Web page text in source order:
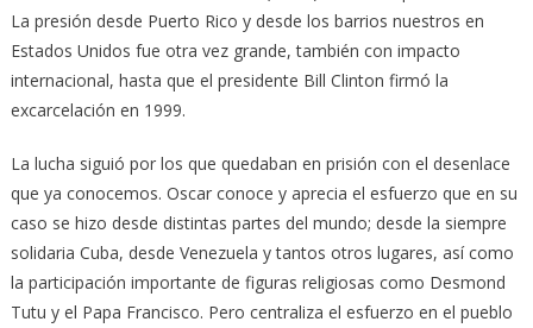
La presión desde Puerto Rico y desde los barrios nuestros en
Estados Unidos fue otra vez grande, también con impacto
internacional, hasta que el presidente Bill Clinton firmó la
excarcelación en 1999.
La lucha siguió por los que quedaban en prisión con el desenlace
que ya conocemos. Oscar conoce y aprecia el esfuerzo que en su
caso se hizo desde distintas partes del mundo; desde la siempre
solidaria Cuba, desde Venezuela y tantos otros lugares, así como
la participación importante de figuras religiosas como Desmond
Tutu y el Papa Francisco. Pero centraliza el esfuerzo en el pueblo